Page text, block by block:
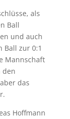
als
Ball
und auch
Ball zur 0:1
Mannschaft
den
das
Hoffmann